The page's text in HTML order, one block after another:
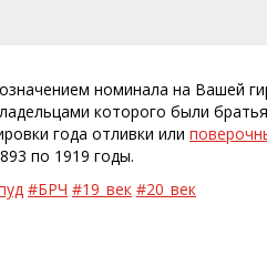
номинала на Вашей
которого были
года отливки или
по 1919 годы.
#БРЧ #19_век #20_век